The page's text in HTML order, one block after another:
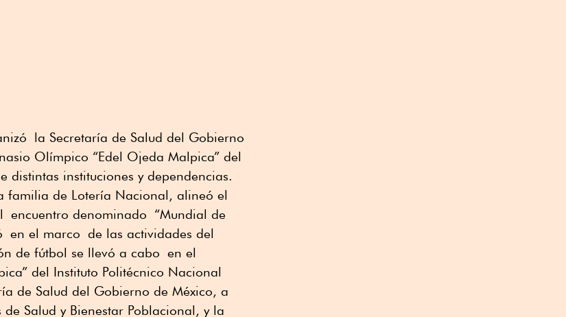
la Secretaría de Salud del Gobierno
Olímpico “Edel Ojeda Malpica” del
instituciones y dependencias.
familia de Lotería Nacional, alineó el
encuentro denominado “Mundial de
en el marco de las actividades del
de fútbol se llevó a cabo en el
del Instituto Politécnico Nacional
de Salud del Gobierno de México, a
Salud y Bienestar Poblacional, y la